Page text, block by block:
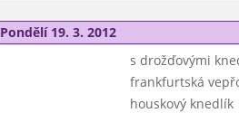
Pondělí 19. 3. 2012
s drožďovými
frankfurtská
houskový knedlík